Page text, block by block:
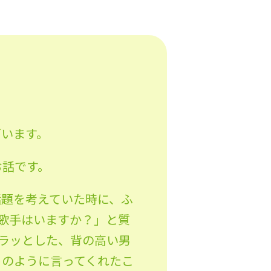
ます。
です。
を考えていた時に、ふ
手はいますか？」と質
ッとした、背の高い男
ように言ってくれたこ